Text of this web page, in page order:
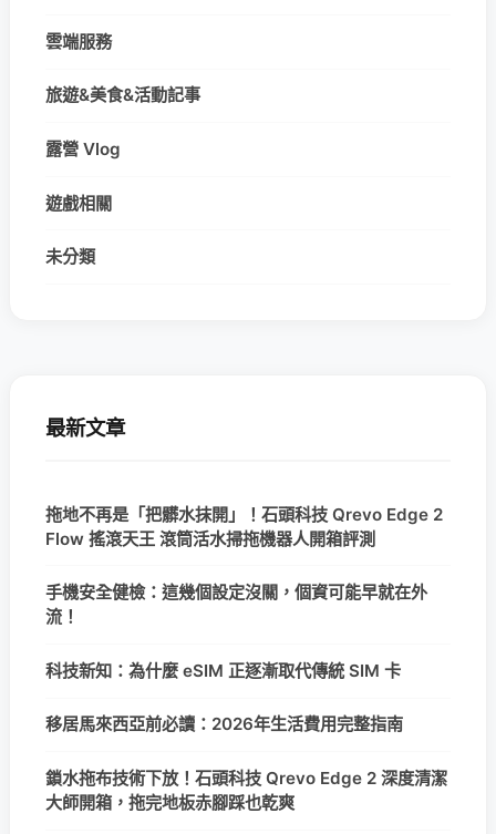
雲端服務
旅遊&美食&活動記事
露營 Vlog
遊戲相關
未分類
最新文章
拖地不再是「把髒水抹開」！石頭科技 Qrevo Edge 2
Flow 搖滾天王 滾筒活水掃拖機器人開箱評測
手機安全健檢：這幾個設定沒關，個資可能早就在外
流！
科技新知：為什麼 eSIM 正逐漸取代傳統 SIM 卡
移居馬來西亞前必讀：2026年生活費用完整指南
鎖水拖布技術下放！石頭科技 Qrevo Edge 2 深度清潔
大師開箱，拖完地板赤腳踩也乾爽